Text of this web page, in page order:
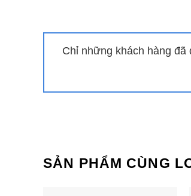
Bếp đôi điện từ Sunhouse
Chỉ những khách hàng đã
SẢN PHẨM CÙNG